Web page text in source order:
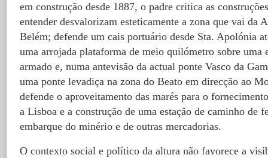
em construção desde 1887, o padre critica as
entender desvalorizam esteticamente a zona que vai da
Belém; defende um cais portuário desde Sta. Apolónia
uma arrojada plataforma de meio quilómetro sobre uma
armado e, numa antevisão da actual ponte Vasco da
uma ponte levadiça na zona do Beato em direcção ao
defende o aproveitamento das marés para o
a Lisboa e a construção de uma estação de caminho de
embarque do minério e de outras mercadorias.
O contexto social e político da altura não favorece a